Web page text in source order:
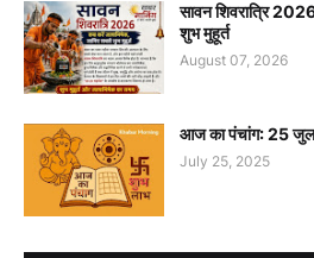
सावन शिवरात्रि
शुभ मुहूर्त
August 07, 2026
आज का पंचांग: 25
July 25, 2025